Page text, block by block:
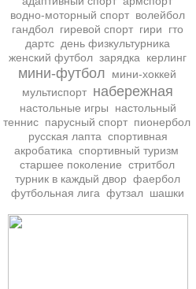
водно-моторный спорт волейбол
гандбол гиревой спорт гири
гто
дартс день физкультурника
женский футбол зарядка керлинг
мини-футбол
мини-хоккей
мультиспорт набережная
настольные игры
настольный
теннис парусный спорт пионербол
русская лапта спортивная
акробатика спортивный туризм
старшее поколение стритбол
турник в каждый двор фаербол
футбольная лига футзал шашки